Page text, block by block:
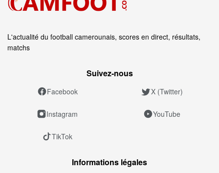
L'actualité du football camerounais, scores en direct, résultats,
matchs
Suivez‑nous
Facebook X (Twitter)
Instagram YouTube
TikTok
Informations légales